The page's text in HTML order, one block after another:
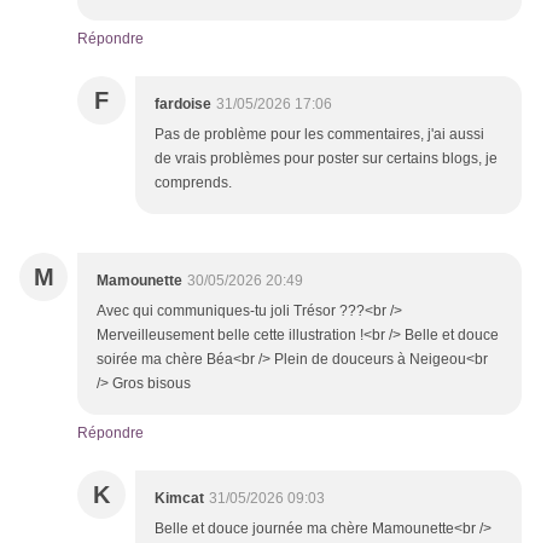
Répondre
F fardoise 31/05/2026 17:06
Pas de problème pour les commentaires, j'ai aussi
de vrais problèmes pour poster sur certains blogs, je
comprends.
M Mamounette 30/05/2026 20:49
Avec qui communiques-tu joli Trésor ???<br />
Merveilleusement belle cette illustration !<br /> Belle et douce
soirée ma chère Béa<br /> Plein de douceurs à Neigeou<br
/> Gros bisous
Répondre
K Kimcat 31/05/2026 09:03
Belle et douce journée ma chère Mamounette<br />